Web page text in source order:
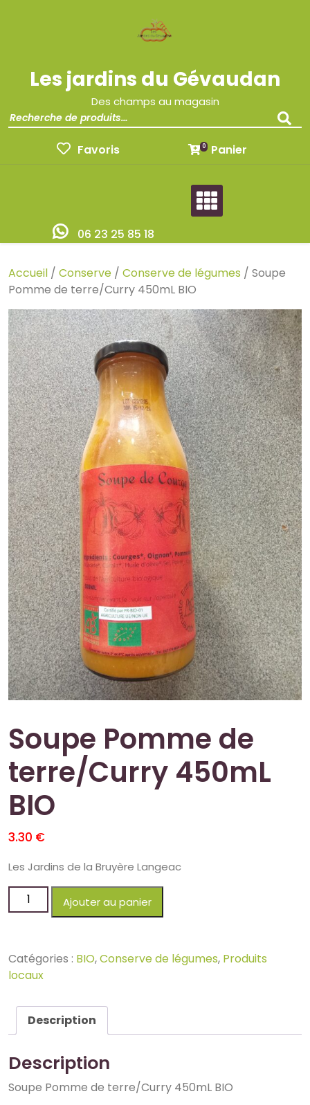
Les jardins du Gévaudan
Des champs au magasin
Favoris 0 Panier
06 23 25 85 18
Accueil / Conserve / Conserve de légumes / Soupe
Pomme de terre/Curry 450mL BIO
Soupe Pomme de
terre/Curry 450mL
BIO
3.30 €
Les Jardins de la Bruyère Langeac
Ajouter au panier
Catégories : BIO,Conserve de légumes, Produits
locaux
Description
Description
Soupe Pomme de terre/Curry 450mL BIO